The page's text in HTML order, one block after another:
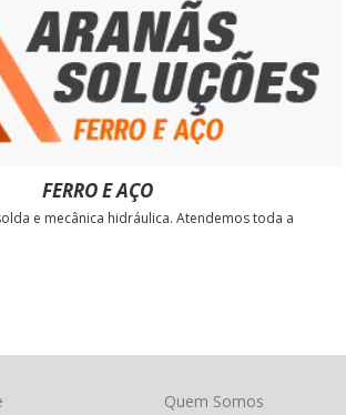
FERRO E AÇO
e mecânica hidráulica. Atendemos toda a
Quem Somos